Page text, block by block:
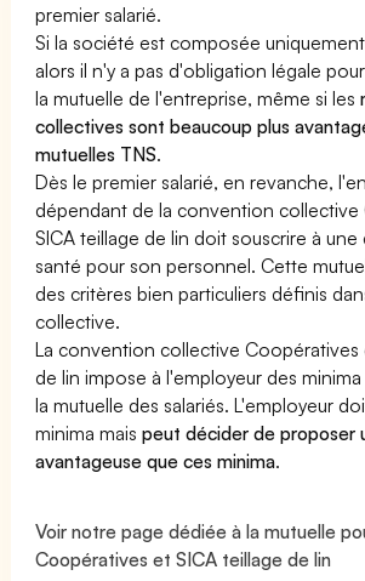
premier salarié.
Si la société est composée
alors il n'y a pas d'obligation légale
la mutuelle de l'entreprise, même si les
collectives sont beaucoup plus
mutuelles TNS.
Dès le premier salarié, en revanche,
dépendant de la convention
SICA teillage de lin doit souscrire à
santé pour son personnel. Cette
des critères bien particuliers définis
collective.
La convention collective Coopératives
de lin impose à l'employeur des
la mutuelle des salariés. L'employeur
minima maispeut décider de proposer
avantageuse que ces minima.
Voir notre page dédiée à la mutuelle
Coopératives et SICA teillage de lin